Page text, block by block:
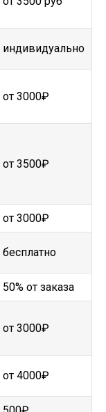
индивидуально
от 3000₽
от 3500₽
от 3000₽
бесплатно
50% от заказа
от 3000₽
от 4000₽